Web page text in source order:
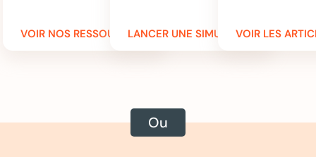
VOIR NOS RESSOURCESLANCER UNE SIMULATIONVOIR LES